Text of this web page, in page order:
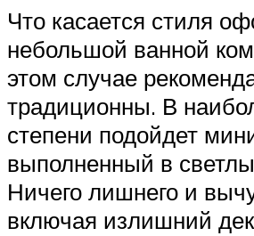
Что касается стиля
небольшой ванной
этом случае
традиционны. В
степени подойдет
выполненный в
Ничего лишнего и
включая излишний